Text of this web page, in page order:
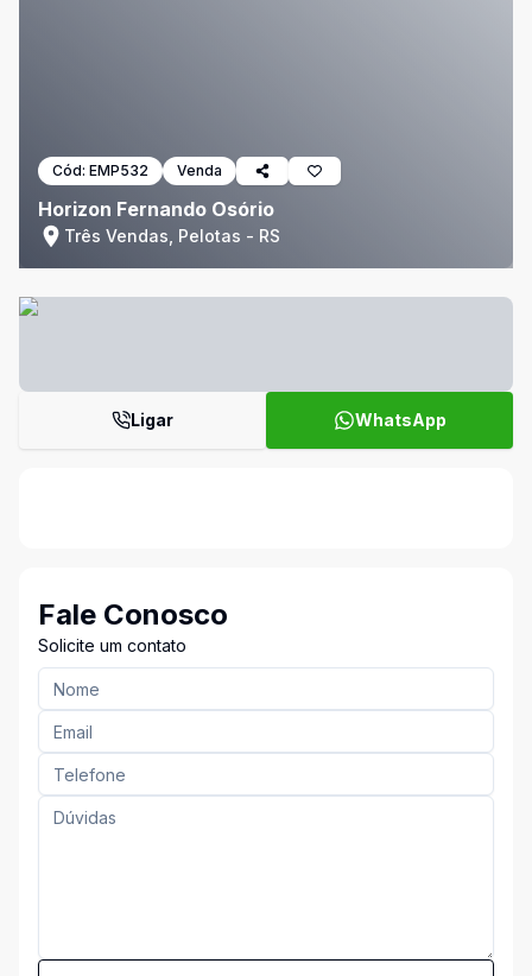
Cód: EMP532 Venda
Horizon Fernando Osório
Três Vendas, Pelotas - RS
Ligar WhatsApp
Fale Conosco
Solicite um contato